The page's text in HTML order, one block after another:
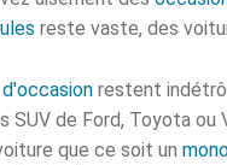
reste vaste, des
d'occasion restent
SUV de Ford, Toyota ou
que ce soit un